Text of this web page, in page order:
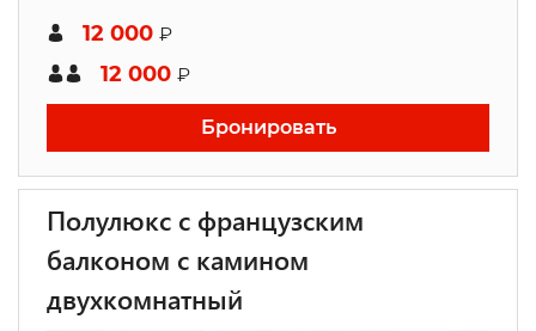
12 000 ₽
12 000 ₽
Бронировать
Полулюкс с французским
балконом с камином
двухкомнатный